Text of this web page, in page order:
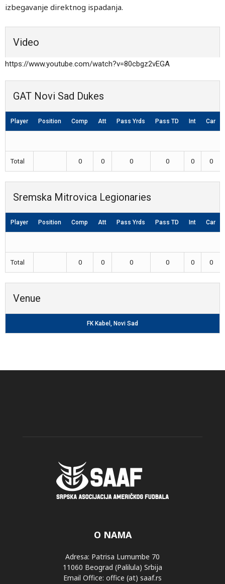
izbegavanje direktnog ispadanja.
Video
https://www.youtube.com/watch?v=80cbgz2vEGA
GAT Novi Sad Dukes
Player Position Comp Att Pass Yrds Pass TD Int Car
Total 0 0 0 0 0 0
Sremska Mitrovica Legionaries
Player Position Comp Att Pass Yrds Pass TD Int Car
Total 0 0 0 0 0 0
Venue
FK Kabel, Novi Sad
O NAMA
Adresa: Patrisa Lumumbe 70
11060 Beograd (Palilula) Srbija
Email Office: office (at) saaf.rs